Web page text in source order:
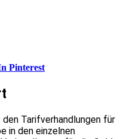
Pinterest
Tarifverhandlungen für
in den einzelnen